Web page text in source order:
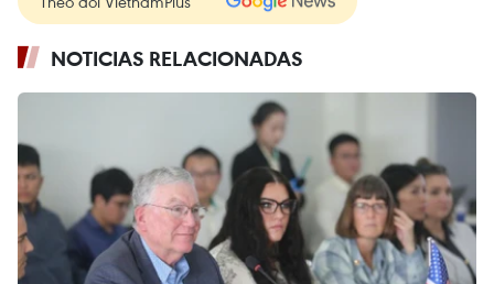
NOTICIAS RELACIONADAS